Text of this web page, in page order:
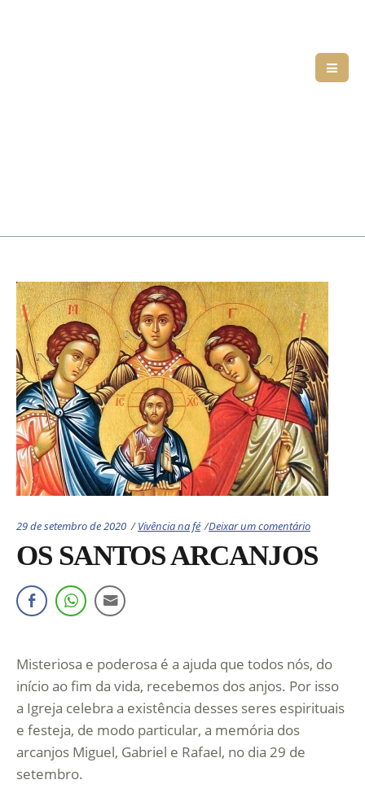
29 de setembro de 2020 Categories:
Vivência na fé Deixar um comentário
OS SANTOS ARCANJOS
Misteriosa e poderosa é a ajuda que todos nós, do
início ao fim da vida, recebemos dos anjos. Por isso
a Igreja celebra a existência desses seres espirituais
e festeja, de modo particular, a memória dos
arcanjos Miguel, Gabriel e Rafael, no dia 29 de
setembro.